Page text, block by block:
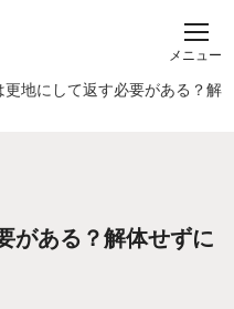
メニュー
更地にして返す必要がある？解
がある？解体せずに